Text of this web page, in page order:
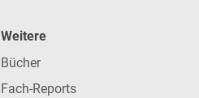
Weitere
Bücher
Fach-Reports